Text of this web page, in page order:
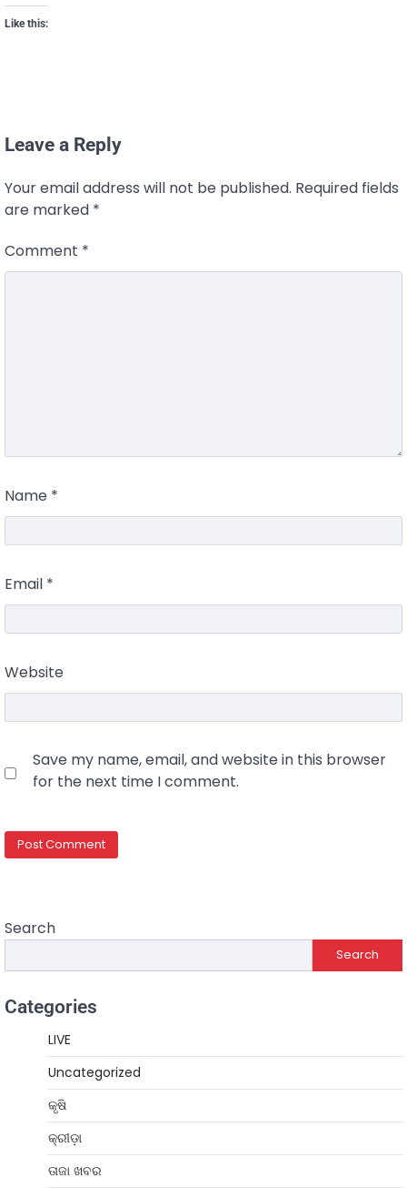
Like this:
Leave a Reply
Your email address will not be published. Required fields
are marked *
Comment *
Name *
Email *
Website
Save my name, email, and website in this browser
for the next time I comment.
Search
Search
Categories
LIVE
Uncategorized
କୃଷି
କ୍ରୀଡ଼ା
ତାଜା ଖବର